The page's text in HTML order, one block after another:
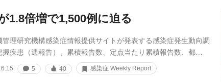
1.8倍増で1,500例に迫る
理研究機構感染症情報提供サイトが発表する感染症発生動向調
疾患（週報告）、累積報告数、定点当たり累積報告数、都…
5 40 感染症 Weekly Report